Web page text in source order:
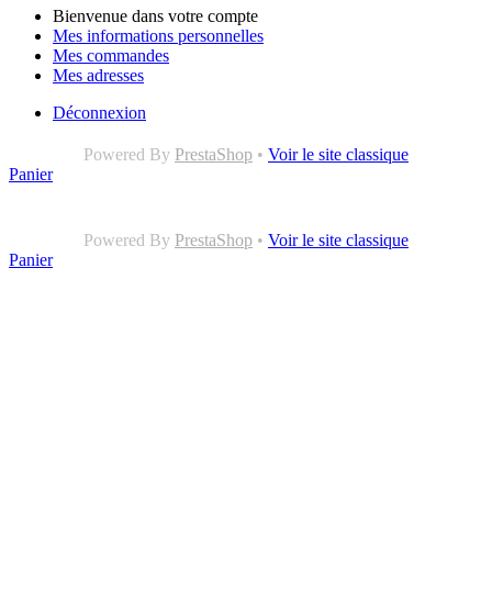
Bienvenue dans votre compte
Mes informations personnelles
Mes commandes
Mes adresses
Déconnexion
Powered By PrestaShop • Voir le site classique
Panier
Powered By PrestaShop • Voir le site classique
Panier